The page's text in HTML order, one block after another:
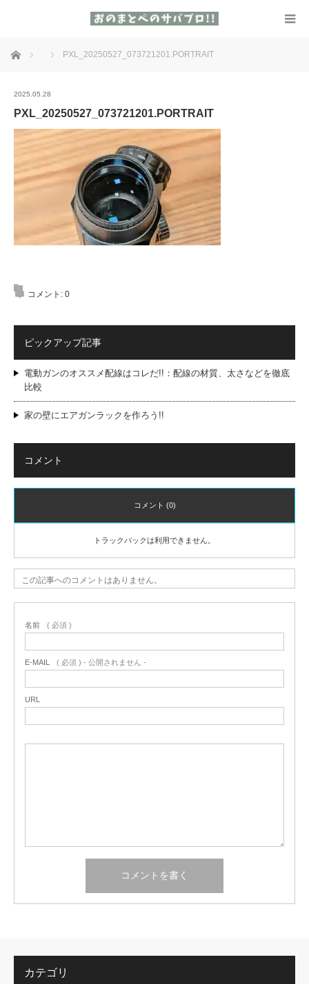
ホーム PXL_20250527_073721201.PORTRAIT
2025.05.28
PXL_20250527_073721201.PORTRAIT
コメント: 0
ピックアップ記事
電動ガンのオススメ配線はコレだ!!：配線の材質、太さなどを徹底
比較
家の壁にエアガンラックを作ろう!!
コメント
コメント (0)
トラックバックは利用できません。
この記事へのコメントはありません。
名前 ( 必須 )
E-MAIL ( 必須 ) - 公開されません -
URL
カテゴリ